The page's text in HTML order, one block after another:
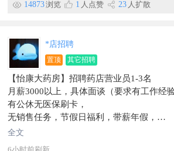
14873浏览 1 人点赞 23 人扩散
*店招聘
置顶 其它招聘
【怡康大药房】招聘药店营业员1-3名
月薪3000以上，具体面谈（要求有工作经
有公休无医保刷卡，
无销售任务，节假日福利，带薪年假，
有意者电话185****9888
全文